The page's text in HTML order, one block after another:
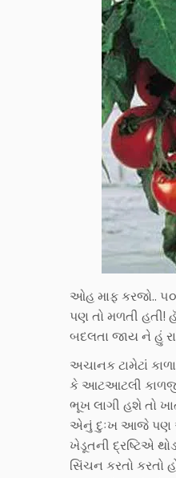
ઓહ માફ કરજો.. ૫૦
પણ તો મળતી હતી!
બદલતા જાય ને હું
અચાનક ટામેટાં
કે આટઆટલી કાળજી
ભૂખ લાગી હશે તો
એનું દુઃખ આજે પણ
ખેડૂતની દ્રષ્ટિએ
સિંચન કરતો કરતો